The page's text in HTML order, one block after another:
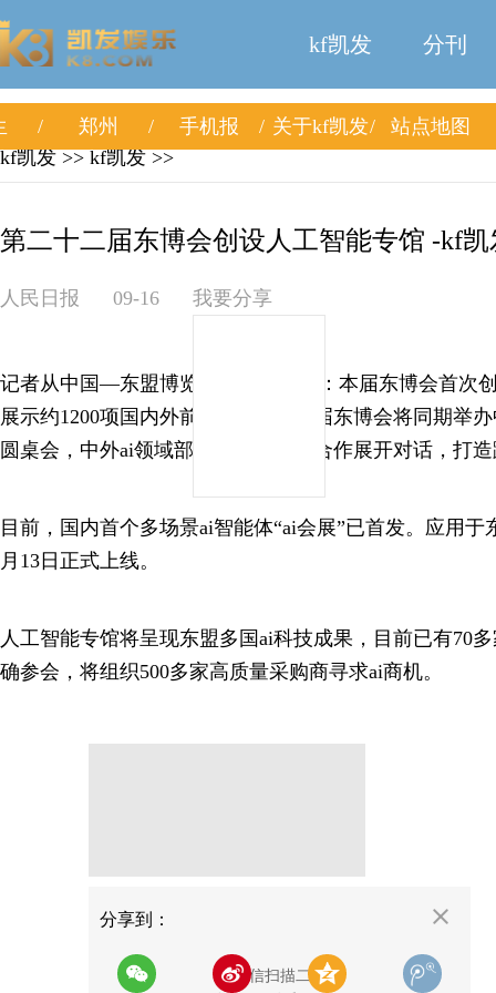
kf凯发 分刊
郑州 手机报 关于kf凯发
站点地图
kf凯发 >> kf凯发 >>
第二十二届东博会创设人工智能专馆 -kf凯
人民日报 09-16 我要分享
记者从中国—东盟博览会秘书处获悉：本届东博会首次
展示约1200项国内外前沿ai产品。本届东博会将同期举
圆桌会，中外ai领域部长将围绕区域合作展开对话，打
目前，国内首个多场景ai智能体“ai会展”已首发。应用于
月13日正式上线。
人工智能专馆将呈现东盟多国ai科技成果，目前已有70
确参会，将组织500多家高质量采购商寻求ai商机。
分享到：
用微信扫描二维码